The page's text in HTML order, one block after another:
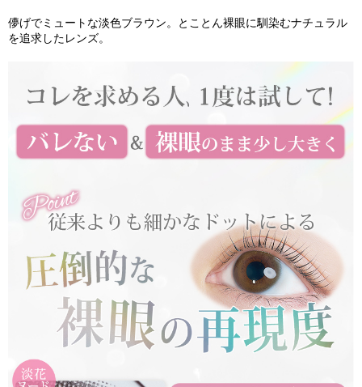
儚げでミュートな淡色ブラウン。とことん裸眼に馴染むナチュラル
を追求したレンズ。